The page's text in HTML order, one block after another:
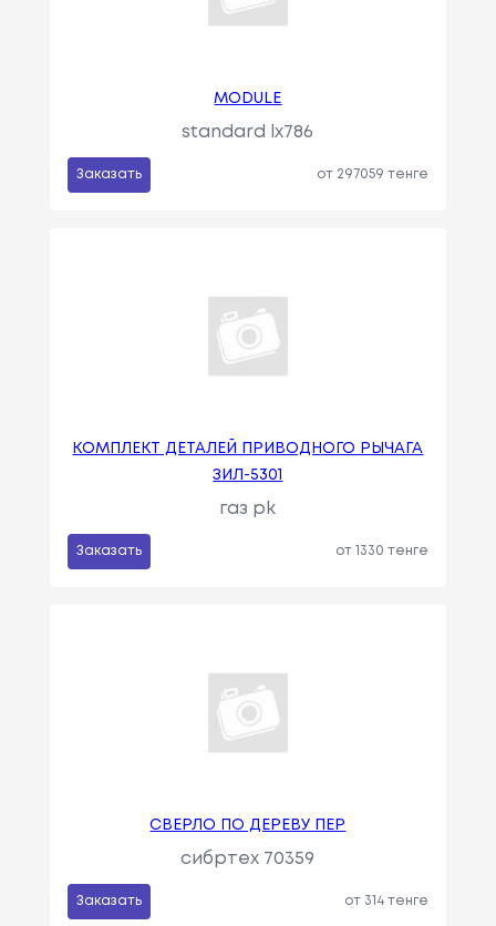
MODULE
standard lx786
Заказать от 297059 тенге
КОМПЛЕКТ ДЕТАЛЕЙ ПРИВОДНОГО РЫЧАГА
ЗИЛ-5301
газ pk
Заказать от 1330 тенге
СВЕРЛО ПО ДЕРЕВУ ПЕР
сибртех 70359
Заказать от 314 тенге